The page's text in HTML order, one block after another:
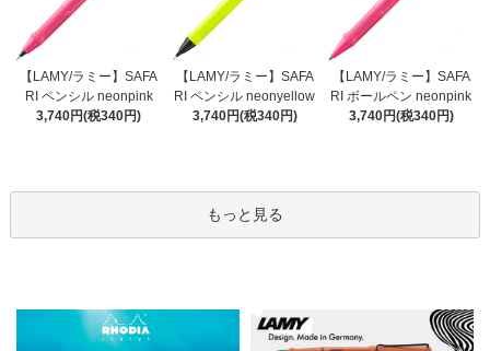
【LAMY/ラミー】SAFA
RI ペンシル neonpink
3,740円(税340円)
【LAMY/ラミー】SAFA
RI ペンシル neonyellow
3,740円(税340円)
【LAMY/ラミー】SAFA
RI ボールペン neonpink
3,740円(税340円)
もっと見る